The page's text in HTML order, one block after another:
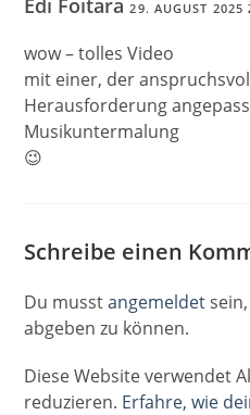
Edi Foitara29. AUGUST 2025
wow – tolles Video
mit einer, der
Herausforderung
Musikuntermalung
😉
Schreibe einen
Du musstangemeldet
abgeben zu können.
Diese Website verwendet
reduzieren. Erfahre, wie